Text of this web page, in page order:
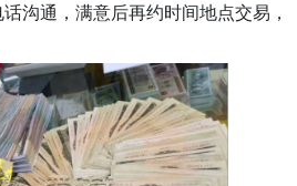
沟通，满意后再约时间地点交易，